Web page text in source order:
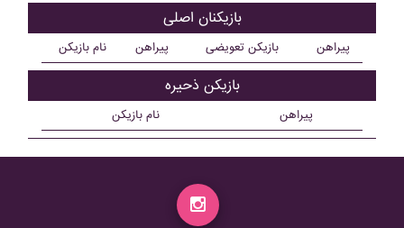
بازیکنان اصلی
نام بازیکن پیراهن بازیکن تعویضی پیراهن
بازیکن ذحیره
نام بازیکن پیراهن